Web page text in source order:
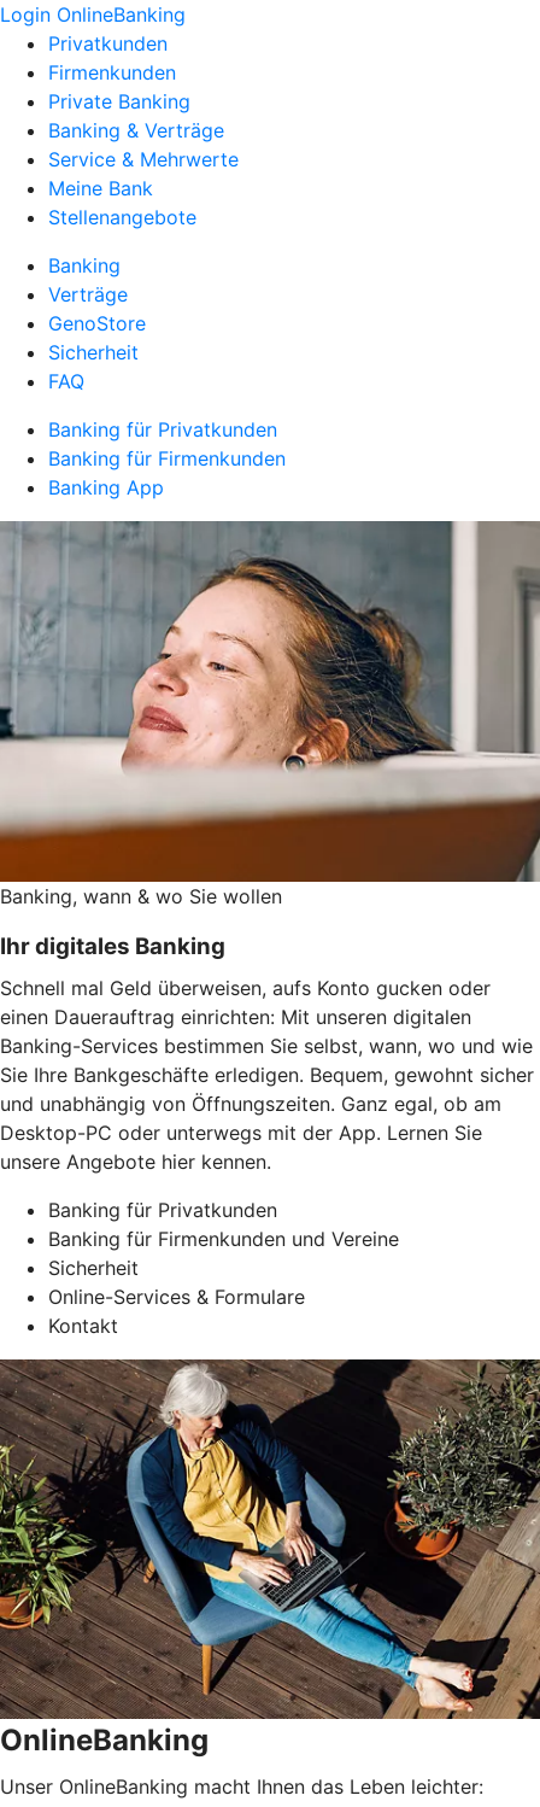
Login OnlineBanking
Privatkunden
Firmenkunden
Private Banking
Banking & Verträge
Service & Mehrwerte
Meine Bank
Stellenangebote
Banking
Verträge
GenoStore
Sicherheit
FAQ
Banking für Privatkunden
Banking für Firmenkunden
Banking App
Banking, wann & wo Sie wollen
Ihr digitales Banking
Schnell mal Geld überweisen, aufs Konto gucken oder
einen Dauerauftrag einrichten: Mit unseren digitalen
Banking-Services bestimmen Sie selbst, wann, wo und wie
Sie Ihre Bankgeschäfte erledigen. Bequem, gewohnt sicher
und unabhängig von Öffnungszeiten. Ganz egal, ob am
Desktop-PC oder unterwegs mit der App. Lernen Sie
unsere Angebote hier kennen.
Banking für Privatkunden
Banking für Firmenkunden und Vereine
Sicherheit
Online-Services & Formulare
Kontakt
OnlineBanking
Unser OnlineBanking macht Ihnen das Leben leichter: